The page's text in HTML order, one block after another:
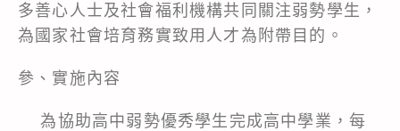
多善心人士及社會福利機構共同關注弱勢學生，
為國家社會培育務實致用人才為附帶目的。
參、實施內容
為協助高中弱勢優秀學生完成高中學業，每